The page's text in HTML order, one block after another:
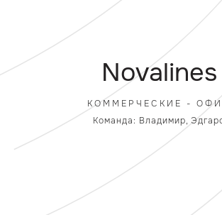
Novalines
КОММЕРЧЕСКИЕ -
Команда: Владимир,